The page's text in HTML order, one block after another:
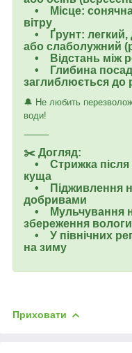
• Місце: сонячна
вітру
• Ґрунт: легкий,
або слаболужний
• Відстань між
• Глибина
заглиблюється до
🔔 Не любить
води!
⸻
✂️ Догляд:
• Стрижка після
куща
• Підживлення
добривами
• Мульчування
збереження вологи
• У північних
на зиму
Приховати